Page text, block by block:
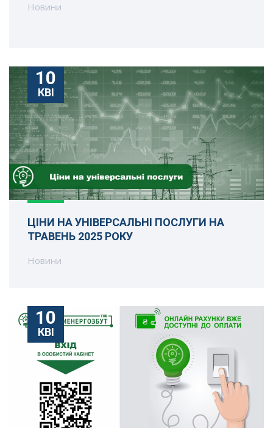
Новини
10
КВІ
ЦІНИ НА УНІВЕРСАЛЬНІ ПОСЛУГИ НА
ТРАВЕНЬ 2025 РОКУ
Новини
10
КВІ